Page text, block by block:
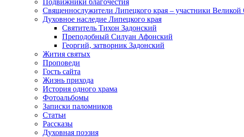
Подвижники благочестия
Священнослужители Липецкого края – участники
Духовное наследие Липецкого края
Святитель Тихон Задонский
Преподобный Силуан Афонский
Георгий, затворник Задонский
Жития святых
Проповеди
Гость сайта
Жизнь прихода
История одного храма
Фотоальбомы
Записки паломников
Статьи
Рассказы
Духовная поэзия